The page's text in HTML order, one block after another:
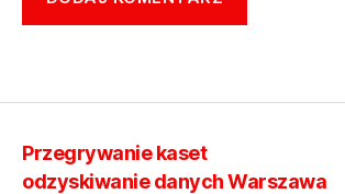
Przegrywanie kaset
odzyskiwanie danych Warszawa